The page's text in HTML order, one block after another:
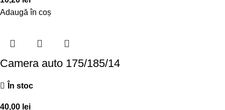
Adaugă în coș
Camera auto 175/185/14
În stoc
40,00 lei